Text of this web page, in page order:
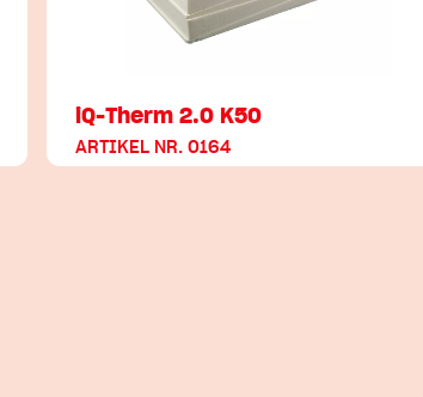
iQ-Therm 2.0 K50
ARTIKEL NR. 0164